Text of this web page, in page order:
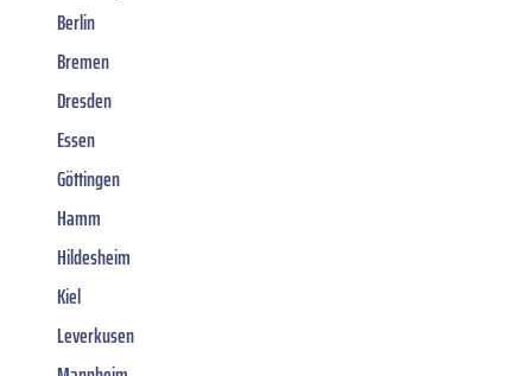
Berlin
Bremen
Dresden
Essen
Göttingen
Hamm
Hildesheim
Kiel
Leverkusen